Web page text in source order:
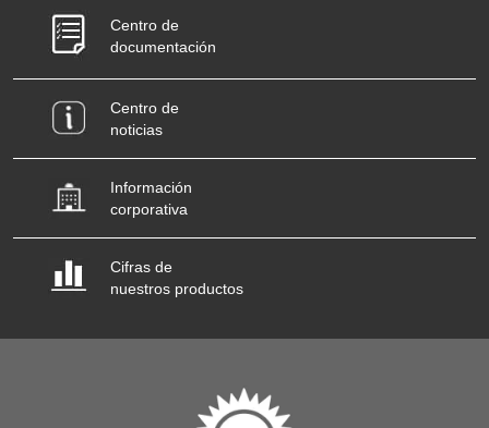
Centro de
documentación
Centro de
noticias
Información
corporativa
Cifras de
nuestros productos